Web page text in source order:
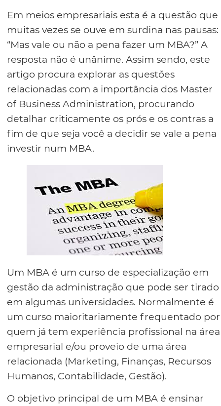
Em meios empresariais esta é a questão que
muitas vezes se ouve em surdina nas pausas:
“Mas vale ou não a pena fazer um MBA?” A
resposta não é unânime. Assim sendo, este
artigo procura explorar as questões
relacionadas com a importância dos Master
of Business Administration, procurando
detalhar criticamente os prós e os contras a
fim de que seja você a decidir se vale a pena
investir num MBA.
Um MBA é um curso de especialização em
gestão da administração que pode ser tirado
em algumas universidades. Normalmente é
um curso maioritariamente frequentado por
quem já tem experiência profissional na área
empresarial e/ou proveio de uma área
relacionada (Marketing, Finanças, Recursos
Humanos, Contabilidade, Gestão).
O objetivo principal de um MBA é ensinar